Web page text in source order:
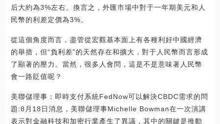
后大約為3%左右。換言之，外匯市場中對于一年期美元和人
民幣的利差定價為3%。
從這個角度而言，盡管從宏觀基本面上有各種利好中國經濟
的舉措，但“負利差”的天然存在和擴大，對于人民幣而言形成
了顯著的壓力。當然，很多人會問，這是不是意味著人民幣
會一路貶值呢？
美聯儲理事：即時支付系統FedNow可以解決CBDC需求的問
題:8月18日消息，美聯儲理事Michelle Bowman在一次演講
表示對金融科技和加密行業產生了異議，其中的關鍵是推動